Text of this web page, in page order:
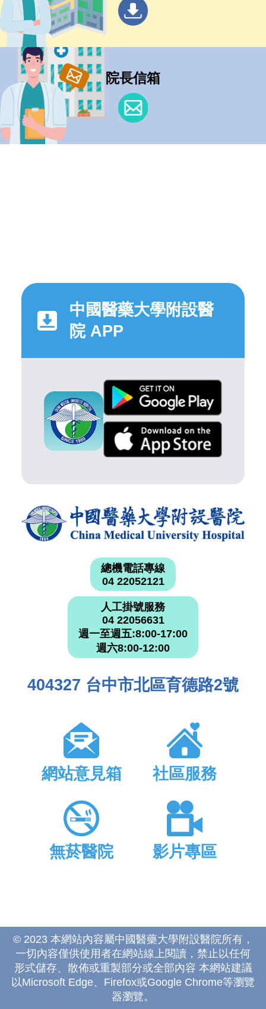
院長信箱
中國醫藥大學附設醫
院 APP
總機電話專線
04 22052121
人工掛號服務
04 22056631
週一至週五:8:00-17:00
週六8:00-12:00
404327 台中市北區育德路2號
網站意見箱 社區服務
無菸醫院 影片專區
© 2023 本網站內容屬中國醫藥大學附設醫院所有，
一切內容僅供使用者在網站線上閱讀，禁止以任何
形式儲存、散佈或重製部分或全部內容 本網站建議
以Microsoft Edge、Firefox或Google Chrome等瀏覽
器瀏覽。